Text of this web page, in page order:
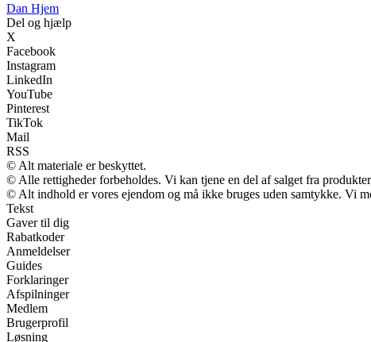
Dan Hjem
Del og hjælp
X
Facebook
Instagram
LinkedIn
YouTube
Pinterest
TikTok
Mail
RSS
© Alt materiale er beskyttet.
© Alle rettigheder forbeholdes. Vi kan tjene en del af salget fra
© Alt indhold er vores ejendom og må ikke bruges uden samtykke. Vi
Tekst
Gaver til dig
Rabatkoder
Anmeldelser
Guides
Forklaringer
Afspilninger
Medlem
Brugerprofil
Løsning